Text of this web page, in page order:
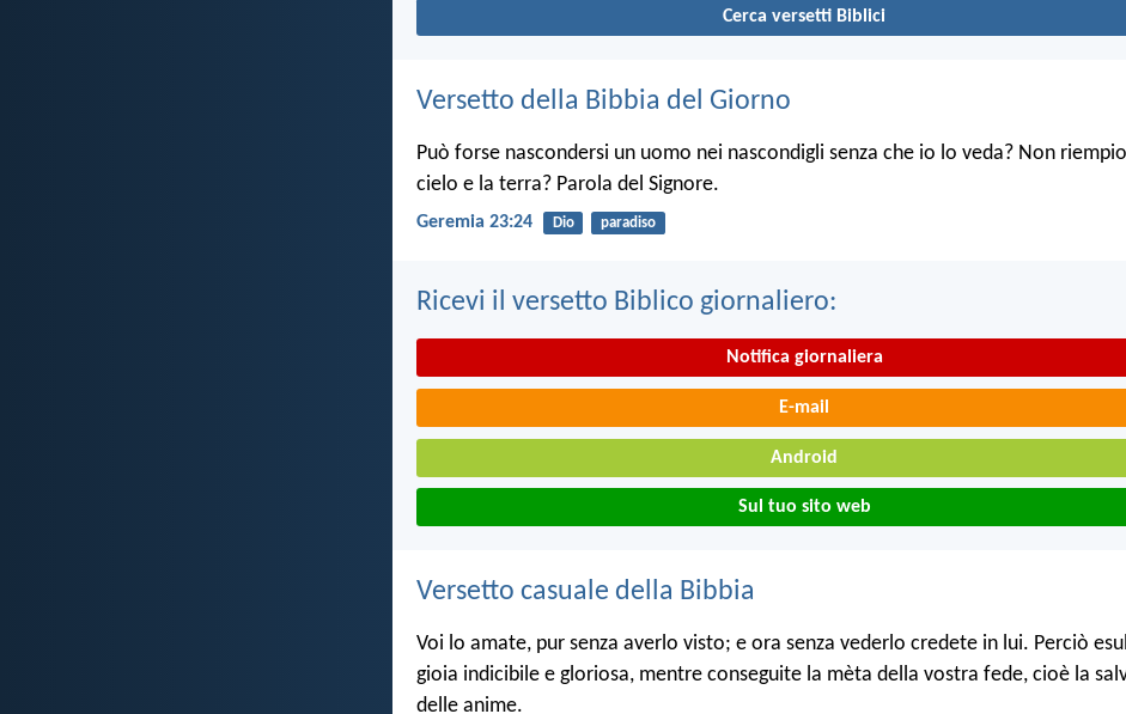
Cerca versetti Biblici
Versetto della Bibbia del Giorno
Può forse nascondersi un uomo nei nascondigli senza che io lo veda? Non
cielo e la terra? Parola del Signore.
Geremia 23:24 Dio paradiso
Ricevi il versetto Biblico giornaliero:
Notifica giornaliera
E-mail
Android
Sul tuo sito web
Versetto casuale della Bibbia
Voi lo amate, pur senza averlo visto; e ora senza vederlo credete in lui. Perciò
gioia indicibile e gloriosa, mentre conseguite la mèta della vostra fede, cioè la
delle anime.